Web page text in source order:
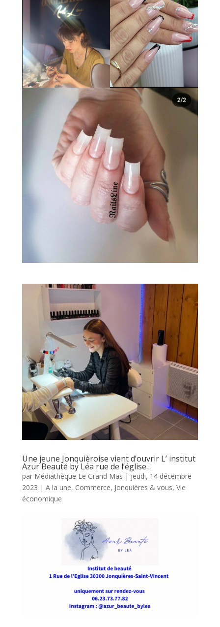
Une jeune Jonquièroise vient d’ouvrir L’ institut
Azur Beauté by Léa rue de l’église…
par Médiathèque Le Grand Mas | jeudi, 14 décembre
2023 | A la une, Commerce, Jonquières & vous, Vie
économique